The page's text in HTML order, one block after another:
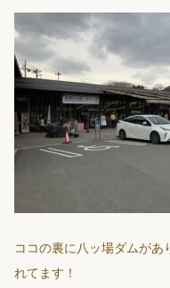
ココの裏に八ッ場ダムがあ
れてます！